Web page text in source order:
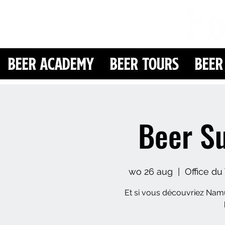
Beer Academy Beer Tours
Beer
wo 26 aug Office
Et si vous découvriez